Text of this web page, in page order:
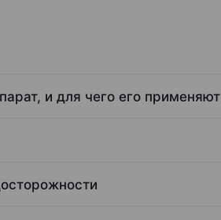
и для чего его применяют